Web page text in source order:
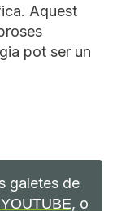
Aquest
pot ser un
galetes de
, o